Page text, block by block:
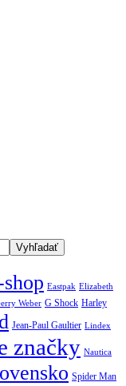
Eastpak Elizabeth
Weber G Shock Harley
Jean-Paul Gaultier Lindex
značky Nautica
Spider Man